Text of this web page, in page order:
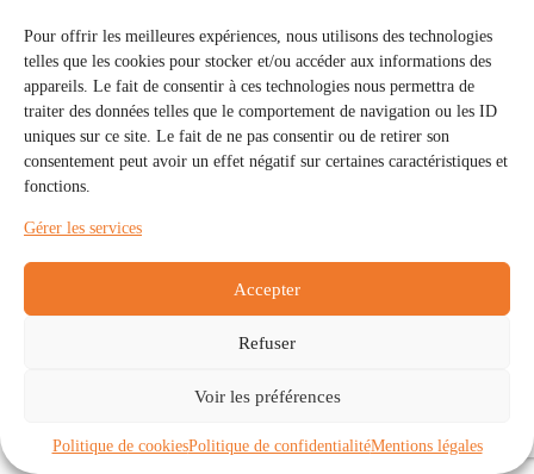
Pour offrir les meilleures expériences, nous utilisons des technologies
telles que les cookies pour stocker et/ou accéder aux informations des
appareils. Le fait de consentir à ces technologies nous permettra de
traiter des données telles que le comportement de navigation ou les ID
uniques sur ce site. Le fait de ne pas consentir ou de retirer son
consentement peut avoir un effet négatif sur certaines caractéristiques et
fonctions.
Gérer les services
Accepter
Refuser
Voir les préférences
Politique de cookiesPolitique de confidentialitéMentions légales
Communautés
À propos
Politique de cookies (UE)